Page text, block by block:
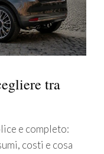
tra
e completo:
costi e cosa